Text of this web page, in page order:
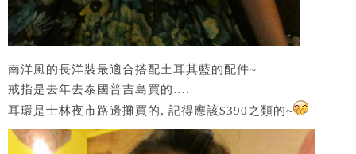
南洋風的長洋裝最適合搭配土耳其藍的配件~
戒指是去年去泰國普吉島買的….
耳環是士林夜市路邊攤買的, 記得應該$390之類的~